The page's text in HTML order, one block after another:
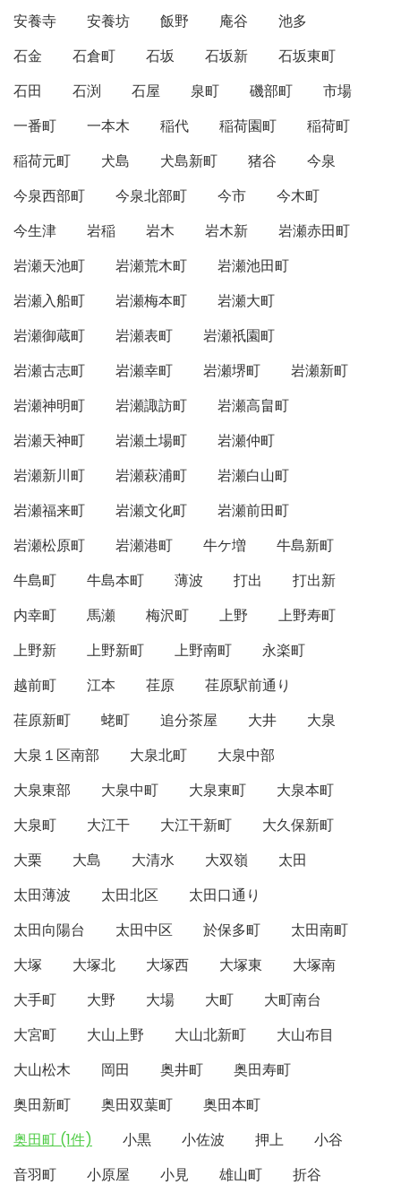
安養寺
安養坊 飯野 庵谷
池多
石金
石倉町 石坂 石坂新
石坂東町
石田
石渕 石屋 泉町 磯部町
市場
一番町
一本木 稲代 稲荷園町
稲荷町
稲荷元町
犬島 犬島新町 猪谷
今泉
今泉西部町
今泉北部町 今市
今木町
今生津
岩稲 岩木 岩木新
岩瀬赤田町
岩瀬天池町
岩瀬荒木町
岩瀬池田町
岩瀬入船町
岩瀬梅本町
岩瀬大町
岩瀬御蔵町
岩瀬表町
岩瀬祇園町
岩瀬古志町
岩瀬幸町 岩瀬堺町
岩瀬新町
岩瀬神明町
岩瀬諏訪町
岩瀬高畠町
岩瀬天神町
岩瀬土場町
岩瀬仲町
岩瀬新川町
岩瀬萩浦町
岩瀬白山町
岩瀬福来町
岩瀬文化町
岩瀬前田町
岩瀬松原町
岩瀬港町 牛ケ増
牛島新町
牛島町
牛島本町 薄波 打出
打出新
内幸町
馬瀬 梅沢町 上野
上野寿町
上野新
上野新町 上野南町
永楽町
越前町
江本 荏原
荏原駅前通り
荏原新町
蛯町 追分茶屋 大井
大泉
大泉１区南部
大泉北町
大泉中部
大泉東部
大泉中町 大泉東町
大泉本町
大泉町
大江干 大江干新町
大久保新町
大栗
大島 大清水 大双嶺
太田
太田薄波
太田北区
太田口通り
太田向陽台
太田中区 於保多町
太田南町
大塚
大塚北 大塚西 大塚東
大塚南
大手町
大野 大場 大町
大町南台
大宮町
大山上野 大山北新町
大山布目
大山松木
岡田 奥井町
奥田寿町
奥田新町
奥田双葉町
奥田本町
奥田町 (1件)
小黒 小佐波 押上
小谷
音羽町
小原屋 小見 雄山町
折谷